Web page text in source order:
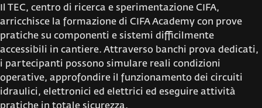
Il TEC, centro di ricerca e sperimentazione CIFA,
arricchisce la formazione di CIFA Academy con prove
pratiche su componenti e sistemi difficilmente
accessibili in cantiere. Attraverso banchi prova dedicati,
i partecipanti possono simulare reali condizioni
operative, approfondire il funzionamento dei circuiti
idraulici, elettronici ed elettrici ed eseguire attività